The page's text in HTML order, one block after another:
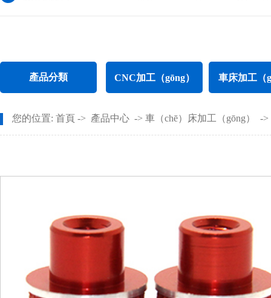
產品分類 CNC加工（gōng）
CNC長軸加工（gōng）
車床加工（
螺母車床
銅件車床
銷軸車床加工
您的位置: 首頁 -> 產品中心 -> 車（chē）床加工（gōng） ->